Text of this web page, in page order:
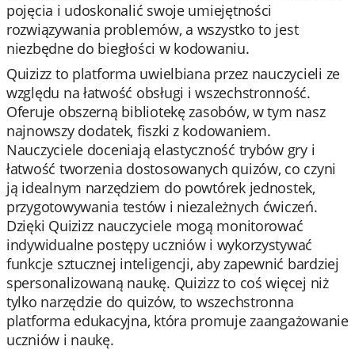
pojęcia i udoskonalić swoje umiejętności
rozwiązywania problemów, a wszystko to jest
niezbędne do biegłości w kodowaniu.
Quizizz to platforma uwielbiana przez nauczycieli ze
względu na łatwość obsługi i wszechstronność.
Oferuje obszerną bibliotekę zasobów, w tym nasz
najnowszy dodatek, fiszki z kodowaniem.
Nauczyciele doceniają elastyczność trybów gry i
łatwość tworzenia dostosowanych quizów, co czyni
ją idealnym narzędziem do powtórek jednostek,
przygotowywania testów i niezależnych ćwiczeń.
Dzięki Quizizz nauczyciele mogą monitorować
indywidualne postępy uczniów i wykorzystywać
funkcje sztucznej inteligencji, aby zapewnić bardziej
spersonalizowaną naukę. Quizizz to coś więcej niż
tylko narzędzie do quizów, to wszechstronna
platforma edukacyjna, która promuje zaangażowanie
uczniów i naukę.